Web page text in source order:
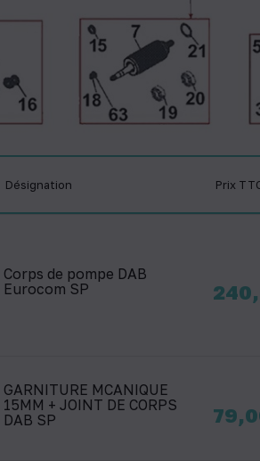
Désignation Prix
Corps de pompe DAB
Eurocom SP
Prix
GARNITURE MCANIQUE
15MM + JOINT DE CORPS
DAB SP
Prix